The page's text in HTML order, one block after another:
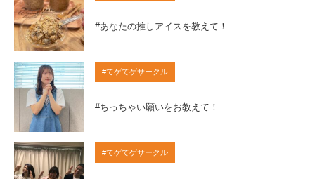
#あなたの推しアイスを教えて！
#てゲてゲサークル
#ちっちゃい願いをお教えて！
#てゲてゲサークル